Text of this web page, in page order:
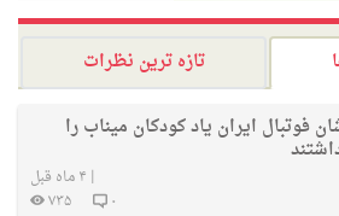
تازه ترین نظرات
فوتبال ایران یاد کودکان میناب را
| ۴ ماه قبل
۰
۷۳۵